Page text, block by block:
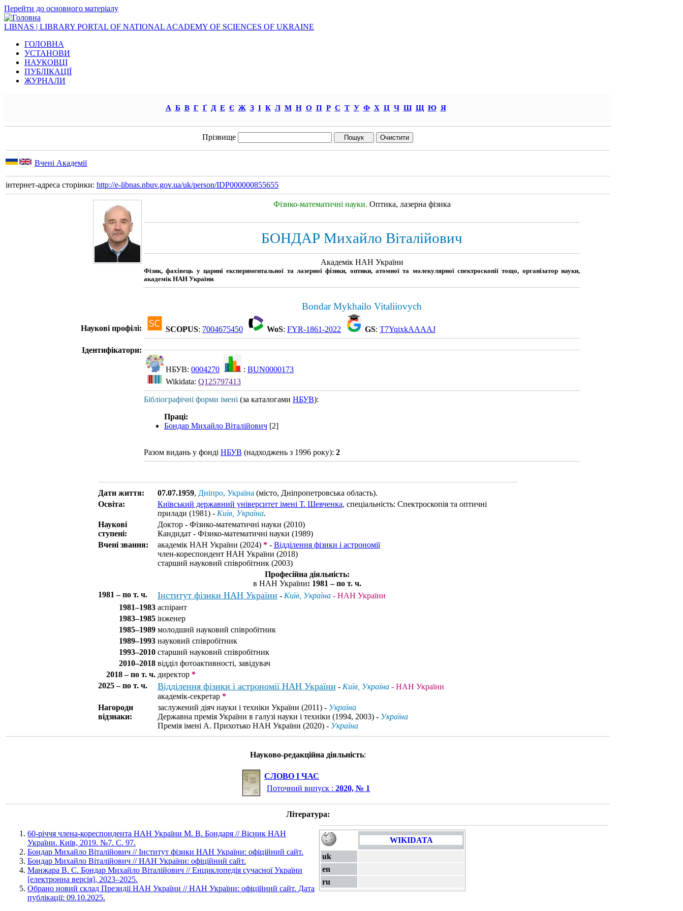
Перейти до основного матеріалу
LIBNAS | LIBRARY PORTAL OF NATIONAL ACADEMY OF SCIENCES OF UKRAINE
ГОЛОВНА
УСТАНОВИ
НАУКОВЦІ
ПУБЛІКАЦІЇ
ЖУРНАЛИ
А Б В Г Ґ Д Е Є Ж З І К Л М Н О П Р С Т У Ф Х Ц Ч Ш Щ Ю Я
Прізвище
Вчені Академії
інтернет-адреса сторінки: http://e-libnas.nbuv.gov.ua/uk/person/IDP000000855655
Фізико-математичні науки. Оптика, лазерна фізика
БОНДАР Михайло Віталійович
Академік НАН України
Фізик, фахівець у царині експериментальної та лазерної фізики, оптики, атомної та молекулярної спектроскопії тощо, організатор науки,
академік НАН України
Bondar Mykhailo Vitaliiovych
Наукові профілі: SCOPUS: 7004675450 WoS: FYR-1861-2022 GS: T7YqixkAAAAJ
Ідентифікатори:
НБУВ: 0004270 : BUN0000173
Wikidata: Q125797413
Бібліографічні форми імені (за каталогами НБУВ):
Праці:
Бондар Михайло Віталійович [2]
Разом видань у фонді НБУВ (надходжень з 1996 року): 2
Дати життя: 07.07.1959, Дніпро, Україна (місто, Дніпропетровська область).
Освіта:
Київський державний університет імені Т. Шевченка, спеціальність: Спектроскопія та оптичні
прилади (1981) -Київ, Україна.
Наукові
ступені:
Доктор - Фізико-математичні науки (2010)
Кандидат - Фізико-математичні науки (1989)
Вчені звання:
академік НАН України (2024)*- Відділення фізики і астрономії
член-кореспондент НАН України (2018)
старший науковий співробітник (2003)
Професійна діяльність:
в НАН України: 1981 – по т. ч.
1981 – по т. ч.
Інститут фізики НАН України - Київ, Україна- НАН України
1981–1983 аспірант
1983–1985 інженер
1985–1989 молодший науковий співробітник
1989–1993 науковий співробітник
1993–2010 старший науковий співробітник
2010–2018 відділ фотоактивності, завідувач
2018 – по т. ч. директор*
2025 – по т. ч.
Відділення фізики і астрономії НАН України - Київ, Україна- НАН України
академік-секретар*
Нагороди
відзнаки:
заслужений діяч науки і техніки України (2011) - Україна
Державна премія України в галузі науки і техніки (1994, 2003) - Україна
Премія імені А. Прихотько НАН України (2020) - Україна
Науково-редакційна діяльність:
СЛОВО І ЧАС
Поточний випуск :2020, № 1
Література:
60-річчя члена-кореспондента НАН України М. В. Бондаря // Вісник НАН
України. Київ, 2019. №7. С. 97.
Бондар Михайло Віталійович // Інститут фізики НАН України: офіційний сайт.
Бондар Михайло Віталійович // НАН України: офіційний сайт.
Манжара В. С. Бондар Михайло Віталійович // Енциклопедія сучасної України
[електронна версія], 2023–2025.
Обрано новий склад Президії НАН України // НАН України: офіційний сайт. Дата
публікації: 09.10.2025.
WIKIDATA
uk
en
ru